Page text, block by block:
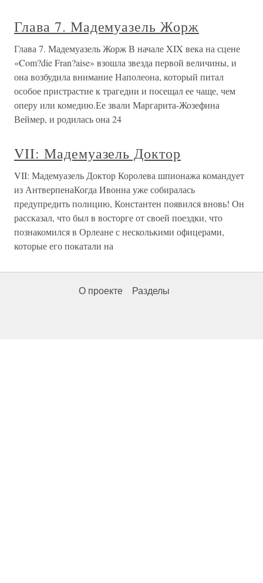
Глава 7. Мадемуазель Жорж
Глава 7. Мадемуазель Жорж В начале XIX века на сцене
«Com?die Fran?aise» взошла звезда первой величины, и
она возбудила внимание Наполеона, который питал
особое пристрастие к трагедии и посещал ее чаще, чем
оперу или комедию.Ее звали Маргарита-Жозефина
Веймер, и родилась она 24
VII: Мадемуазель Доктор
VII: Мадемуазель Доктор Королева шпионажа командует
из АнтверпенаКогда Ивонна уже собиралась
предупредить полицию, Константен появился вновь! Он
рассказал, что был в восторге от своей поездки, что
познакомился в Орлеане с несколькими офицерами,
которые его покатали на
О проекте Разделы